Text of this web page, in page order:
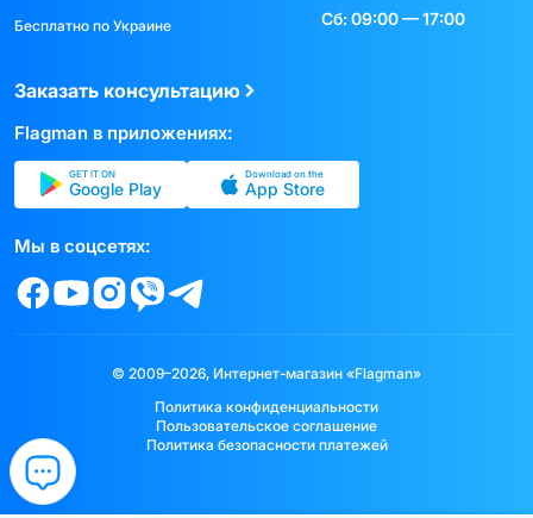
Бесплатно по Украине
Сб: 09:00 — 17:00
Заказать консультацию
Flagman в приложениях:
GET IT ON
Google Play
Download on the
App Store
Мы в соцсетях:
© 2009–2026, Интернет-магазин «Flagman»
Политика конфиденциальности
Пользовательское соглашение
Политика безопасности платежей